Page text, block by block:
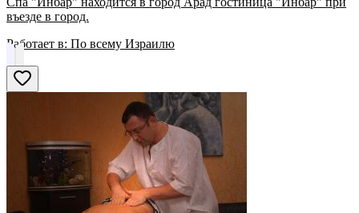
въезде в город.
Работает в: По всему Израилю